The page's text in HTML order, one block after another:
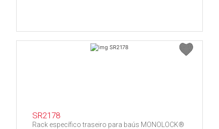
SR2178
Rack específico traseiro para baús MONOLOCK®